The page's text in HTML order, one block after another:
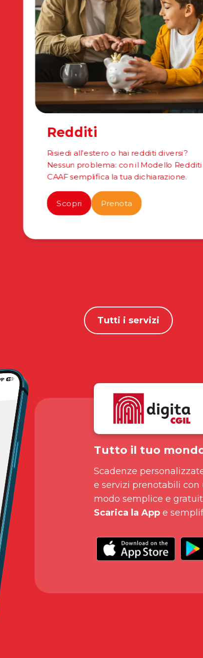
Redditi
Risiedi all’estero o hai redditi diversi?
Nessun problema: con il Modello Redditi
CAAF semplifica la tua dichiarazione.
Scopri Prenota
Tutti i servizi
Tutto il tuo
Scadenze
e servizi prenotabili
modo semplice e
Scarica la App e